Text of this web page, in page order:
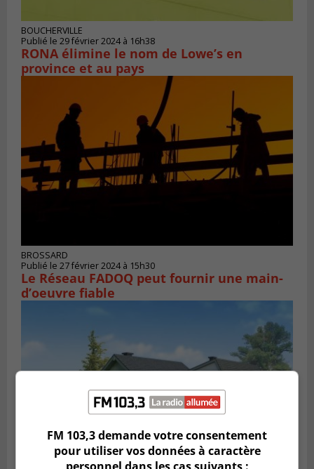
BOUCHERVILLE
Publié le 29 février 2024 à 16h38
RONA élimine le nom de Lowe’s en
province et au pays
BROSSARD
Publié le 27 février 2024 à 15h30
Le Réseau FADOQ peut fournir une main-
d’oeuvre fiable
FM 103,3 demande votre consentement
pour utiliser vos données à caractère